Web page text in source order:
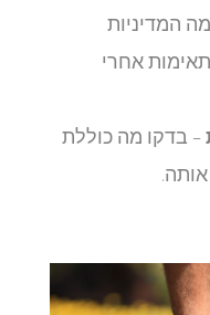
אחרי
מה כוללת